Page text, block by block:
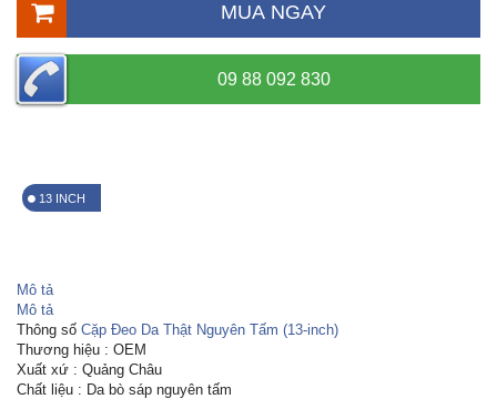
MUA NGAY
09 88 092 830
13 INCH
Mô tả
Mô tả
Thông số Cặp Đeo Da Thật Nguyên Tấm (13-inch)
Thương hiệu : OEM
Xuất xứ : Quảng Châu
Chất liệu : Da bò sáp nguyên tấm